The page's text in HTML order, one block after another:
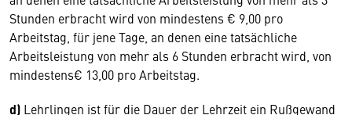
Stunden erbracht wird von mindestens € 9,00 pro
Arbeitstag, für jene Tage, an denen eine tatsächliche
Arbeitsleistung von mehr als 6 Stunden erbracht wird, von
mindestens€ 13,00 pro Arbeitstag.
d) Lehrlingen ist für die Dauer der Lehrzeit ein Rußgewand